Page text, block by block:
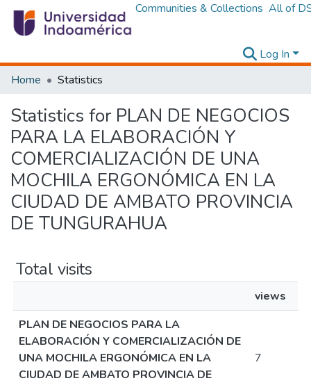
Communities & Collections All of
Log In
Home
Statistics
Statistics for PLAN DE NEGOCIOS
PARA LA ELABORACIÓN Y
COMERCIALIZACIÓN DE UNA
MOCHILA ERGONÓMICA EN LA
CIUDAD DE AMBATO PROVINCIA
DE TUNGURAHUA
Total visits
views
PLAN DE NEGOCIOS PARA LA
ELABORACIÓN Y COMERCIALIZACIÓN DE
UNA MOCHILA ERGONÓMICA EN LA
CIUDAD DE AMBATO PROVINCIA DE
7